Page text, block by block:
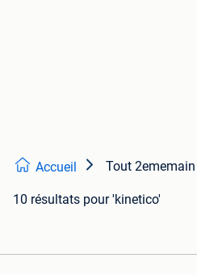
Accueil Tout 2ememain
10 résultats pour 'kinetico'